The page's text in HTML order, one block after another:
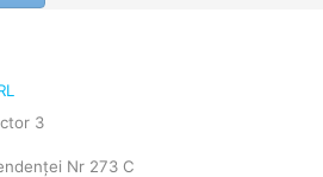
3
Nr 273 C